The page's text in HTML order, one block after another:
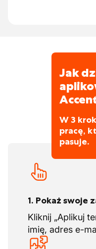
Trafisz na
Fajne
widujesz
firmie starają
atmosferę
Jak
W 3
pracę,
pasuje.
1. Pokaż swoje
Kliknij „Aplikuj
imię, adres e-